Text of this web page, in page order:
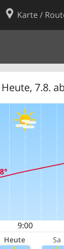
Karte /
Heute, 7.8.
Heute Sa